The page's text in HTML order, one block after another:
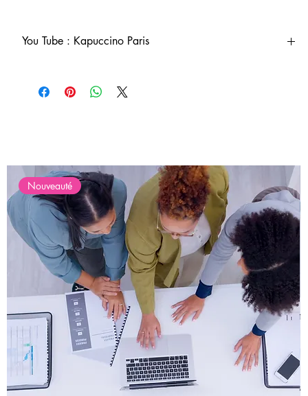
Nouveauté
You Tube : Kapuccino Paris
Kapuccino Paris